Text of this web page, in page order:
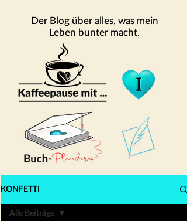
Der Blog über alles, was mein
Leben bunter macht.
KONFETTI
Alle Beiträge